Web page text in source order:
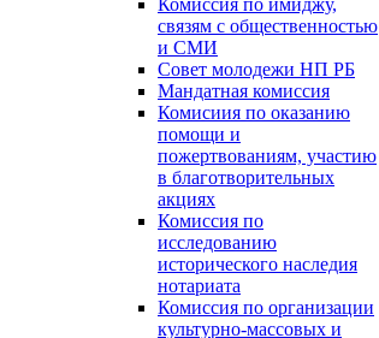
связям с общественностью
и СМИ
Совет молодежи НП РБ
Мандатная комиссия
Комисиия по оказанию
помощи и
пожертвованиям, участию
в благотворительных
акциях
Комиссия по
исследованию
исторического наследия
нотариата
Комиссия по организации
культурно-массовых и